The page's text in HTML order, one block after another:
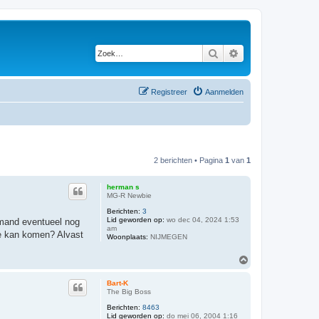
Zoek
Aanmelden
Registreer
2 berichten • Pagina 1 van 1
herman s
MG-R Newbie
Berichten: 3
Lid geworden op: wo dec 04, 2024 1:53
am
Woonplaats: NIJMEGEN
eventueel nog
kan komen? Alvast
Bart-K
The Big Boss
Berichten: 8463
Lid geworden op: do mei 06, 2004 1:16